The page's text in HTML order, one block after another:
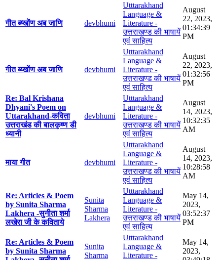
गीत ब्य्खोंण अब जाणि devbhumi
Utttarakhand
Language &
Literature -
उत्तराखण्ड की भाषायें
एवं साहित्य
August
22, 2023,
01:34:39
PM
गीत ब्य्खोंण अब जाणि devbhumi
Utttarakhand
Language &
Literature -
उत्तराखण्ड की भाषायें
एवं साहित्य
August
22, 2023,
01:32:56
PM
Re: Bal Krishana
Dhyani's Poem on
Uttarakhand-कविता
उत्तराखंड की बालकृष्ण डी
ध्यानी
devbhumi
Utttarakhand
Language &
Literature -
उत्तराखण्ड की भाषायें
एवं साहित्य
August
14, 2023,
10:32:35
AM
माया गीत devbhumi
Utttarakhand
Language &
Literature -
उत्तराखण्ड की भाषायें
एवं साहित्य
August
14, 2023,
10:28:58
AM
Re: Articles & Poem
by Sunita Sharma
Lakhera -सुनीता शर्मा
लखेरा जी के कविताये
Sunita
Sharma
Lakhera
Utttarakhand
Language &
Literature -
उत्तराखण्ड की भाषायें
एवं साहित्य
May 14,
2023,
03:52:37
PM
Re: Articles & Poem
by Sunita Sharma
Sunita
Sharma
Utttarakhand
Language &
Literature -
May 14,
2023,